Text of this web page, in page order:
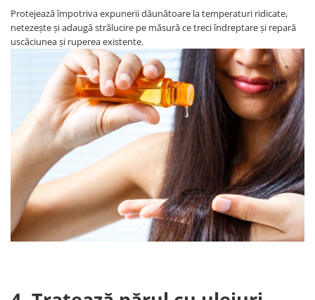
Protejează împotriva expunerii dăunătoare la temperaturi ridicate,
netezește și adaugă strălucire pe măsură ce treci îndreptare și repară
uscăciunea și ruperea existente.